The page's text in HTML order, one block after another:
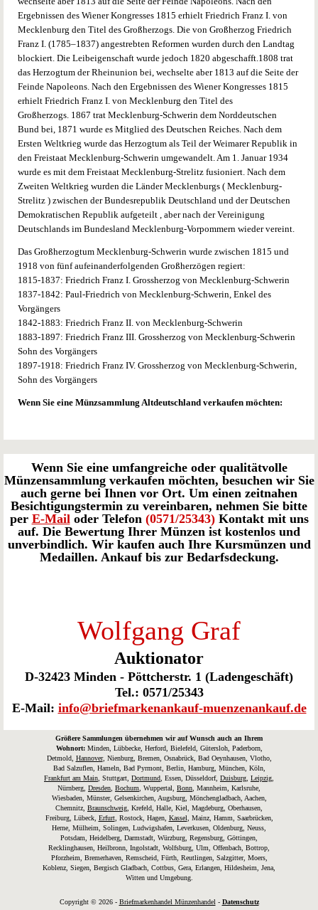
Ergebnissen des Wiener Kongresses 1815 erhielt Friedrich Franz I. von
Mecklenburg den Titel des Großherzogs. Die von Großherzog Friedrich
Franz I. (1785–1837) angestrebten Reformen wurden durch den Landtag
blockiert. Die Leibeigenschaft wurde jedoch 1820 abgeschafft.1808 trat
das Herzogtum der Rheinunion bei, wechselte aber 1813 auf die Seite der
Feinde Napoleons. Nach den Ergebnissen des Wiener Kongresses 1815
erhielt Friedrich Franz I. von Mecklenburg den Titel des
Großherzogs. 1867 trat Mecklenburg-Schwerin dem Norddeutschen
Bund bei, 1871 wurde es Mitglied des Deutschen Reiches. Nach dem
Ersten Weltkrieg wurde das Herzogtum als Teil der Weimarer Republik in
den Freistaat Mecklenburg-Schwerin umgewandelt. Am 1. Januar 1934
wurde es mit dem Freistaat Mecklenburg-Strelitz fusioniert. Nach dem
Zweiten Weltkrieg wurden die Länder Mecklenburgs ( Mecklenburg-
Strelitz ) zwischen der Bundesrepublik Deutschland und der Deutschen
Demokratischen Republik aufgeteilt , aber nach der Vereinigung
Deutschlands im Bundesland Mecklenburg-Vorpommern wieder vereint.
Das Großherzogtum Mecklenburg-Schwerin wurde zwischen 1815 und
1918 von fünf aufeinanderfolgenden Großherzögen regiert:
1815-1837: Friedrich Franz I. Grossherzog von Mecklenburg-Schwerin
1837-1842: Paul-Friedrich von Mecklenburg-Schwerin, Enkel des
Vorgängers
1842-1883: Friedrich Franz II. von Mecklenburg-Schwerin
1883-1897: Friedrich Franz III. Grossherzog von Mecklenburg-Schwerin
Sohn des Vorgängers
1897-1918: Friedrich Franz IV. Grossherzog von Mecklenburg-Schwerin,
Sohn des Vorgängers
Wenn Sie eine Münzsammlung Altdeutschland verkaufen möchten:
Wenn Sie eine umfangreiche oder qualitätvolle
Münzensammlung verkaufen möchten, besuchen wir Sie
auch gerne bei Ihnen vor Ort. Um einen zeitnahen
Besichtigungstermin zu vereinbaren, nehmen Sie bitte
per E-Mailoder Telefon (0571/25343)Kontakt mit uns
auf. Die Bewertung Ihrer Münzen ist kostenlos und
unverbindlich. Wir kaufen auch Ihre Kursmünzen und
Medaillen. Ankauf bis zur Bedarfsdeckung.
Wolfgang Graf
Auktionator
D-32423 Minden - Pöttcherstr. 1 (Ladengeschäft)
Tel.: 0571/25343
E-Mail: info@briefmarkenankauf-muenzenankauf.de
Größere Sammlungen übernehmen wir auf Wunsch auch an Ihrem
Wohnort:Minden, Lübbecke, Herford, Bielefeld, Gütersloh, Paderborn,
Detmold, Hannover, Nienburg, Bremen, Osnabrück, Bad Oeynhausen, Vlotho,
Bad Salzuflen, Hameln, Bad Pyrmont, Berlin, Hamburg, München, Köln,
Frankfurt am Main , Stuttgart, Dortmund , Essen, Düsseldorf, Duisburg Leipzig
Nürnberg, Dresden Bochum , Wuppertal, Bonn , Mannheim, Karlsruhe,
Wiesbaden, Münster, Gelsenkirchen, Augsburg, Mönchengladbach, Aachen,
Chemnitz, Braunschweig , Krefeld, Halle, Kiel, Magdeburg, Oberhausen,
Freiburg, Lübeck, Erfurt, Rostock, Hagen, Kassel , Mainz, Hamm, Saarbrücken,
Herne, Mülheim, Solingen, Ludwigshafen, Leverkusen, Oldenburg, Neuss,
Potsdam, Heidelberg, Darmstadt, Würzburg, Regensburg, Göttingen,
Recklinghausen, Heilbronn, Ingolstadt, Wolfsburg, Ulm, Offenbach, Bottrop,
Pforzheim, Bremerhaven, Remscheid, Fürth, Reutlingen, Salzgitter, Moers,
Koblenz, Siegen, Bergisch Gladbach, Cottbus, Gera, Erlangen, Hildesheim, Jena,
Witten und Umgebung.
Copyright © 2026 - Briefmarkenhandel Münzenhandel - Datenschutz